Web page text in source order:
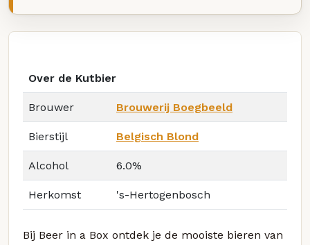
Over de Kutbier
Brouwer Brouwerij Boegbeeld
Bierstijl Belgisch Blond
Alcohol 6.0%
Herkomst 's-Hertogenbosch
Bij Beer in a Box ontdek je de mooiste bieren van